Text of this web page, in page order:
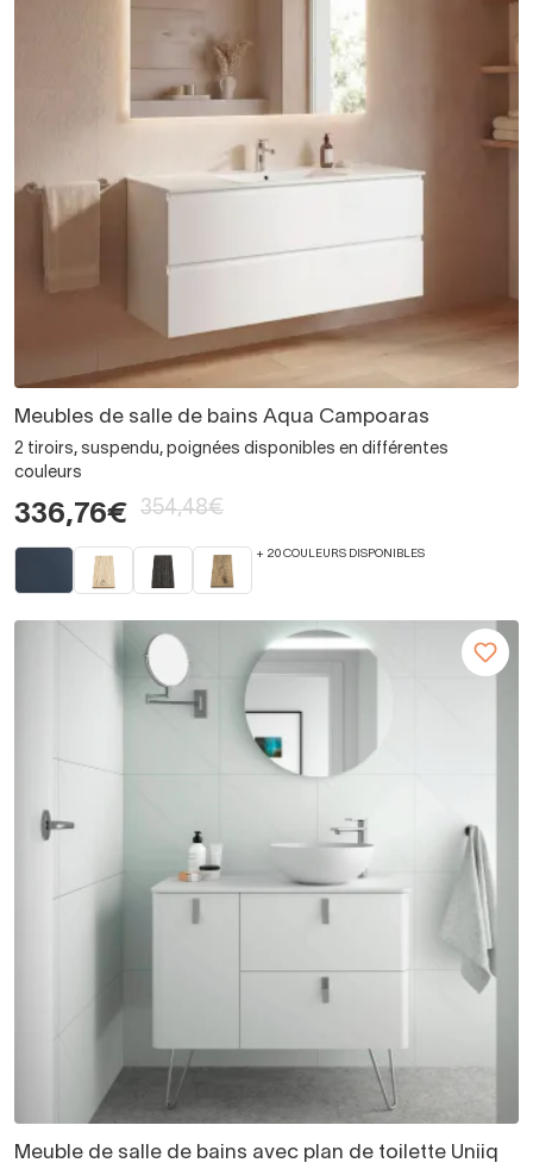
Meubles de salle de bains Aqua Campoaras
2 tiroirs, suspendu, poignées disponibles en différentes
couleurs
336,76€ 354,48€
+ 20 COULEURS DISPONIBLES
Meuble de salle de bains avec plan de toilette Uniiq